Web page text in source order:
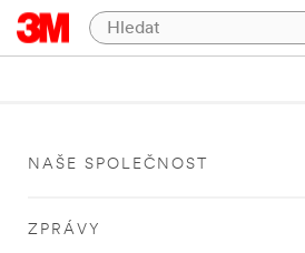
NAŠE SPOLEČNOST
ZPRÁVY